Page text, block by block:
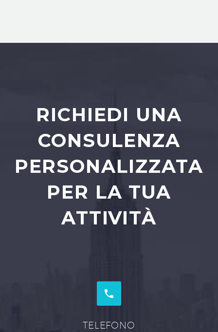
RICHIEDI UNA
CONSULENZA
PERSONALIZZATA
PER LA TUA
ATTIVITÀ


TELEFONO